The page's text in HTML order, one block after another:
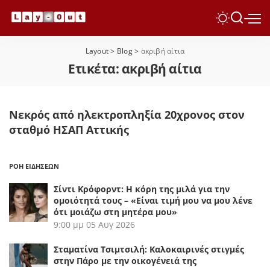
Layout> Blog> ακριβή αίτια
Ετικέτα: ακριβή αίτια
Νεκρός από ηλεκτροπληξία 20χρονος στον
σταθμό ΗΣΑΠ Αττικής
ΡΟΗ ΕΙΔΗΣΕΩΝ
Σίντι Κρόφορντ: Η κόρη της μιλά για την
ομοιότητά τους – «Είναι τιμή μου να μου λένε
ότι μοιάζω στη μητέρα μου»
9:00 μμ 05 Αυγ 2026
Σταματίνα Τσιμτσιλή: Καλοκαιρινές στιγμές
στην Πάρο με την οικογένειά της